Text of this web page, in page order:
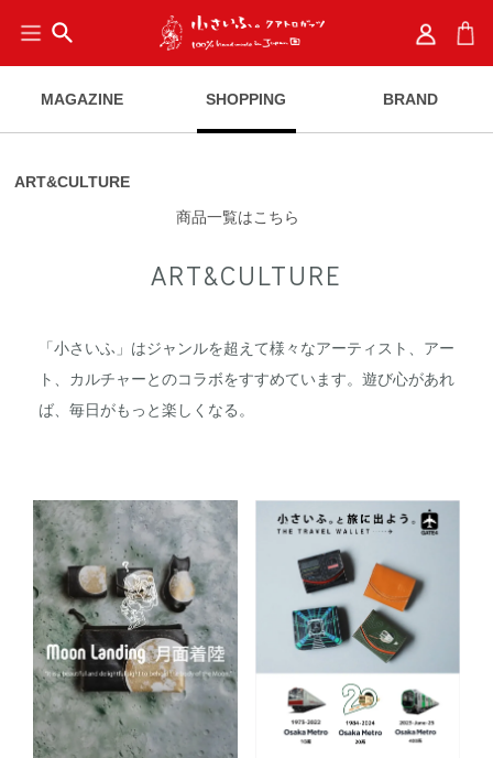
search
MAGAZINE SHOPPING BRAND
ART&CULTURE
商品一覧はこちら
ART&CULTURE
「小さいふ」はジャンルを超えて様々なアーティスト、アー
ト、カルチャーとのコラボをすすめています。遊び心があれ
ば、毎日がもっと楽しくなる。